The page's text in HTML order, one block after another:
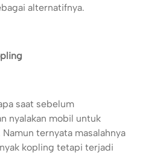
alternatifnya.
saat sebelum
nyalakan mobil untuk
ternyata masalahnya
kopling tetapi terjadi